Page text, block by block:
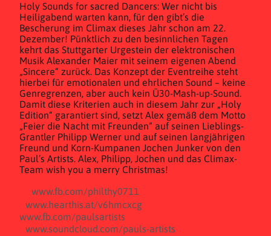
Holy Sounds for sacred Dancers: Wer nicht bis
Heiligabend warten kann, für den gibt’s die
Bescherung im Climax dieses Jahr schon am 22.
Dezember! Pünktlich zu den besinnlichen Tagen
kehrt das Stuttgarter Urgestein der elektronischen
Musik Alexander Maier mit seinem eigenen Abend
„Sincere“ zurück. Das Konzept der Eventreihe steht
hierbei für emotionalen und ehrlichen Sound – keine
Genregrenzen, aber auch kein Ü30-Mash-up-Sound.
Damit diese Kriterien auch in diesem Jahr zur „Holy
Edition“ garantiert sind, setzt Alex gemäß dem Motto
„Feier die Nacht mit Freunden“ auf seinen Lieblings-
Grantler Philipp Werner und auf seinen langjährigen
Freund und Korn-Kumpanen Jochen Junker von den
Paul’s Artists. Alex, Philipp, Jochen und das Climax-
Team wish you a merry Christmas!
www.fb.com/philthy0711
www.hearthis.at/v6hmcxcg
www.fb.com/paulsartists
www.soundcloud.com/pauls-artists